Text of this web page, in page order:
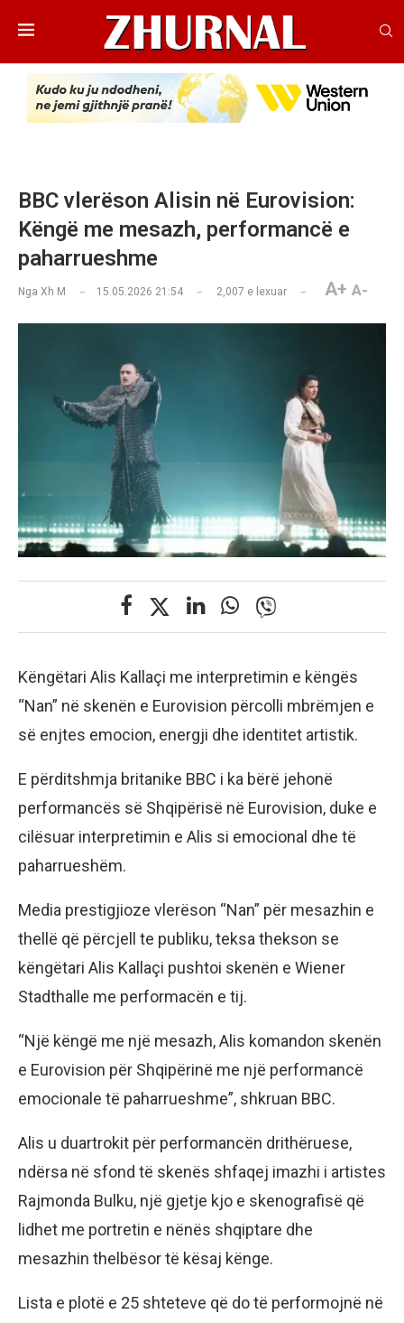
​BBC vlerëson Alisin në Eurovision:
Këngë me mesazh, performancë e
paharrueshme
Nga Xh M 15.05.2026 21:54 2,007 e lexuar A+ A-
Këngëtari Alis Kallaçi me interpretimin e këngës
“Nan” në skenën e Eurovision përcolli mbrëmjen e
së enjtes emocion, energji dhe identitet artistik.
E përditshmja britanike BBC i ka bërë jehonë
performancës së Shqipërisë në Eurovision, duke e
cilësuar interpretimin e Alis si emocional dhe të
paharrueshëm.
Media prestigjioze vlerëson “Nan” për mesazhin e
thellë që përcjell te publiku, teksa thekson se
këngëtari Alis Kallaçi pushtoi skenën e Wiener
Stadthalle me performacën e tij.
“Një këngë me një mesazh, Alis komandon skenën
e Eurovision për Shqipërinë me një performancë
emocionale të paharrueshme”, shkruan BBC.
Alis u duartrokit për performancën drithëruese,
ndërsa në sfond të skenës shfaqej imazhi i artistes
Rajmonda Bulku, një gjetje kjo e skenografisë që
lidhet me portretin e nënës shqiptare dhe
mesazhin thelbësor të kësaj kënge.
Lista e plotë e 25 shteteve që do të performojnë në